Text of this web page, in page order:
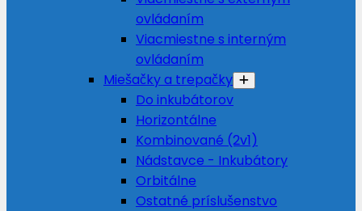
ovládaním
Viacmiestne s interným
ovládaním
Miešačky a trepačky
Do inkubátorov
Horizontálne
Kombinované (2v1)
Nádstavce - Inkubátory
Orbitálne
Ostatné príslušenstvo